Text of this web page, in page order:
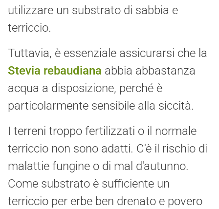
utilizzare un substrato di sabbia e
terriccio.
Tuttavia, è essenziale assicurarsi che la
Stevia rebaudiana abbia abbastanza
acqua a disposizione, perché è
particolarmente sensibile alla siccità.
I terreni troppo fertilizzati o il normale
terriccio non sono adatti. C'è il rischio di
malattie fungine o di mal d'autunno.
Come substrato è sufficiente un
terriccio per erbe ben drenato e povero